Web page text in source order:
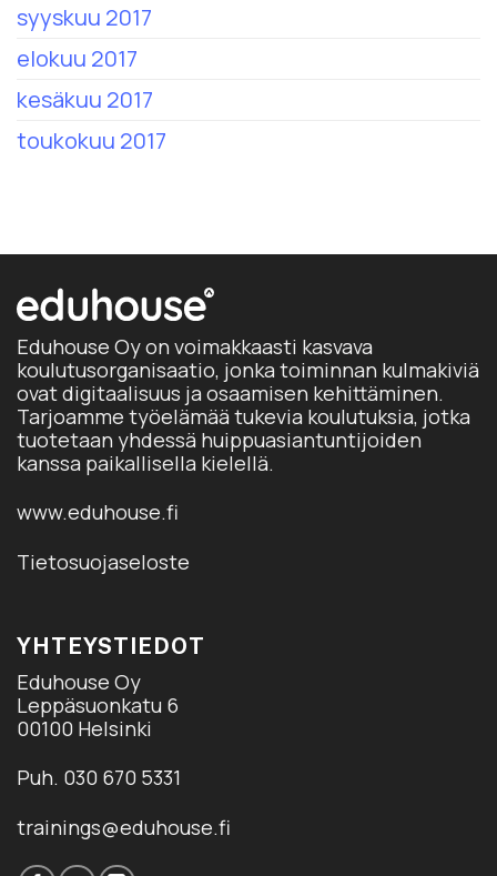
syyskuu 2017
elokuu 2017
kesäkuu 2017
toukokuu 2017
Eduhouse Oy on voimakkaasti kasvava
koulutusorganisaatio, jonka toiminnan kulmakiviä
ovat digitaalisuus ja osaamisen kehittäminen.
Tarjoamme työelämää tukevia koulutuksia, jotka
tuotetaan yhdessä huippuasiantuntijoiden
kanssa paikallisella kielellä.
www.eduhouse.fi
Tietosuojaseloste
YHTEYSTIEDOT
Eduhouse Oy
Leppäsuonkatu 6
00100 Helsinki
Puh. 030 670 5331
trainings@eduhouse.fi